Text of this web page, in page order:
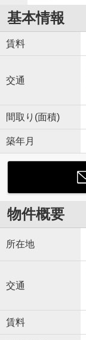
基本情報
賃料
交通
間取り(面積)
築年月
物件概要
所在地
交通
賃料